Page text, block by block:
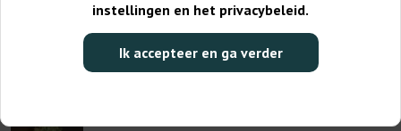
instellingen en het privacybeleid.
Ik accepteer en ga verder